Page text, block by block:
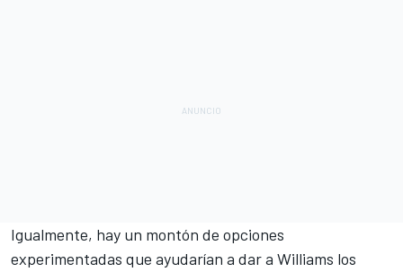
Igualmente, hay un montón de opciones
experimentadas que ayudarían a dar a Williams los